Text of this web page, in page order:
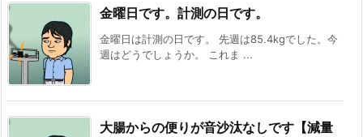
金曜日です。計測の日です。
金曜日は計測の日です。 先週は85.4kgでした。今
週はどうでしょうか。 これま ...
大腸からの便りが音沙汰なしです【減量